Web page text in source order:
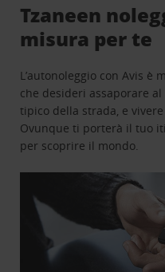
Tzaneen
misura per te
L’autonoleggio con Avis è
che desideri assaporare
tipico della strada, e
Ovunque ti porterà il tuo
per scoprire il mondo.